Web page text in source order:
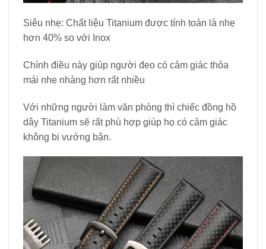
Siêu nhẹ: Chất liệu Titanium được tính toán là nhẹ
hơn 40% so với Inox
Chính điều này giúp người đeo có cảm giác thỏa
mái nhẹ nhàng hơn rất nhiều
Với những người làm văn phòng thì chiếc đồng hồ
dây Titanium sẽ rất phù hợp giúp họ có cảm giác
không bị vướng bận.